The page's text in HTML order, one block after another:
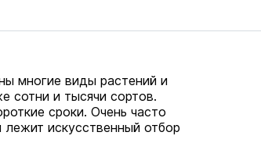
многие виды растений и
сотни и тысячи сортов.
сроки. Очень часто
искусственный отбор